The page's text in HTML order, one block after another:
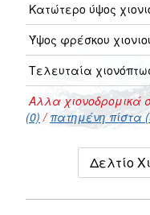
Κατώτερο ύψος
Ύψος φρέσκου
Τελευταία
Αλλα χιονοδρομικά
(0) /πατημένη πίστα
Δελτίο